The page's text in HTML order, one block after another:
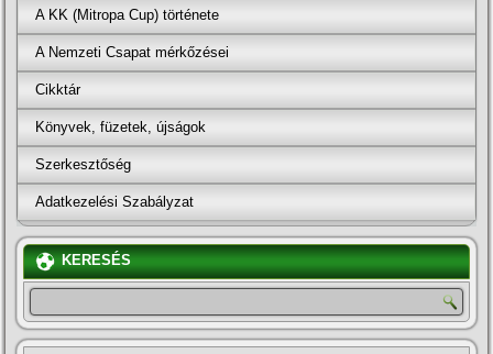
A KK (Mitropa Cup) története
A Nemzeti Csapat mérkőzései
Cikktár
Könyvek, füzetek, újságok
Szerkesztőség
Adatkezelési Szabályzat
KERESÉS